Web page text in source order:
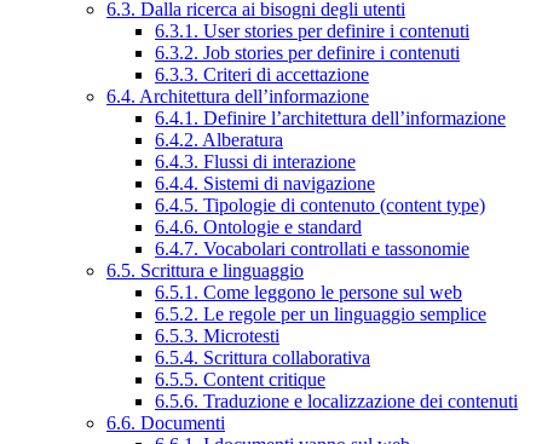
6.3. Dalla ricerca ai bisogni degli utenti
6.3.1. User stories per definire i contenuti
6.3.2. Job stories per definire i contenuti
6.3.3. Criteri di accettazione
6.4. Architettura dell’informazione
6.4.1. Definire l’architettura dell’informazione
6.4.2. Alberatura
6.4.3. Flussi di interazione
6.4.4. Sistemi di navigazione
6.4.5. Tipologie di contenuto (content type)
6.4.6. Ontologie e standard
6.4.7. Vocabolari controllati e tassonomie
6.5. Scrittura e linguaggio
6.5.1. Come leggono le persone sul web
6.5.2. Le regole per un linguaggio semplice
6.5.3. Microtesti
6.5.4. Scrittura collaborativa
6.5.5. Content critique
6.5.6. Traduzione e localizzazione dei contenuti
6.6. Documenti